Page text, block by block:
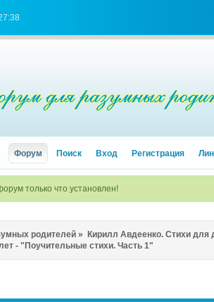
Форум Поиск Вход Регистрация
только что установлен!
родителей »
Кирилл Авдеенко. Стихи для
- "Поучительные стихи. Часть 1"